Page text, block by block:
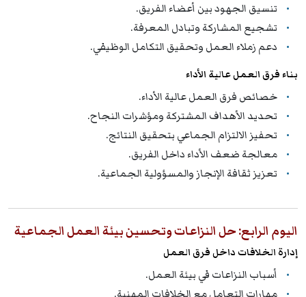
تنسيق الجهود بين أعضاء الفريق.
تشجيع المشاركة وتبادل المعرفة.
دعم زملاء العمل وتحقيق التكامل الوظيفي.
بناء فرق العمل عالية الأداء
خصائص فرق العمل عالية الأداء.
تحديد الأهداف المشتركة ومؤشرات النجاح.
تحفيز الالتزام الجماعي بتحقيق النتائج.
معالجة ضعف الأداء داخل الفريق.
تعزيز ثقافة الإنجاز والمسؤولية الجماعية.
اليوم الرابع: حل النزاعات وتحسين بيئة العمل الجماعية
إدارة الخلافات داخل فرق العمل
أسباب النزاعات في بيئة العمل.